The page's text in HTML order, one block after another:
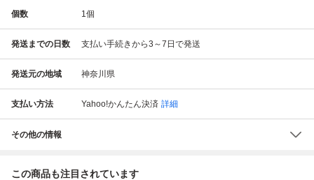
個数 1個
発送までの日数 支払い手続きから3～7日で発送
発送元の地域 神奈川県
支払い方法 Yahoo!かんたん決済 詳細
その他の情報
この商品も注目されています